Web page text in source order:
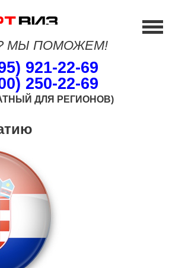
МЫ ПОМОЖЕМ!
921-22-69
250-22-69
ДЛЯ РЕГИОНОВ)